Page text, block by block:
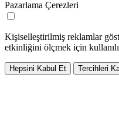
Pazarlama Çerezleri
Kişiselleştirilmiş reklamlar
etkinliğini ölçmek için
Hepsini Kabul Et Tercihleri